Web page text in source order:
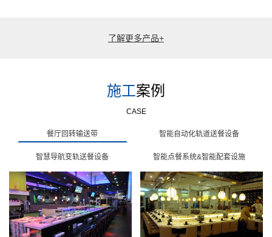
了解更多产品+
施工案例
CASE
餐厅回转输送带 智能自动化轨道送餐设备
智慧导航变轨送餐设备 智能点餐系统&智能配套设施